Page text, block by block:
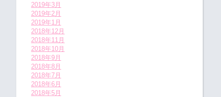
2019年3月
2019年2月
2019年1月
2018年12月
2018年11月
2018年10月
2018年9月
2018年8月
2018年7月
2018年6月
2018年5月